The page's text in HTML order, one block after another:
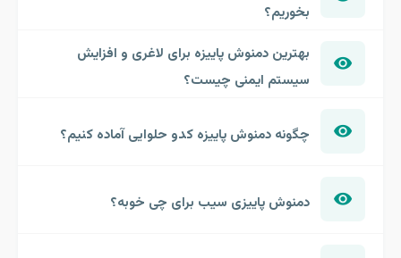
بخوریم؟
بهترین دمنوش پاییزه برای لاغری و افزایش
سیستم ایمنی چیست؟
چگونه دمنوش پاییزه کدو حلوایی آماده کنیم؟
دمنوش پاییزی سیب برای چی خوبه؟